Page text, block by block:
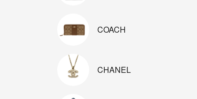
COACH
CHANEL